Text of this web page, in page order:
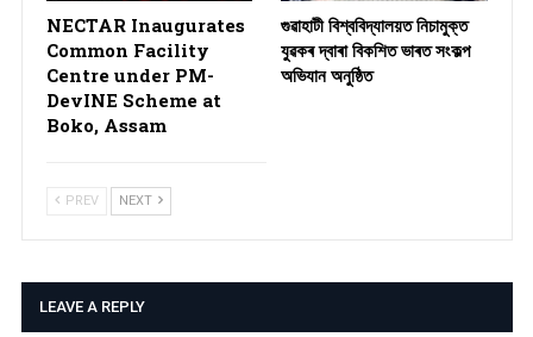
NECTAR Inaugurates
Common Facility
Centre under PM-
DevINE Scheme at
Boko, Assam
গুৱাহাটী বিশ্ববিদ্যালয়ত নিচামুক্ত
যুৱকৰ দ্বাৰা বিকশিত ভাৰত সংকল্প
অভিযান অনুষ্ঠিত
PREV NEXT
LEAVE A REPLY